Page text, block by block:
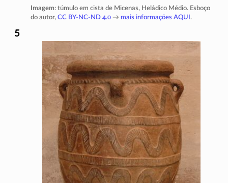
Imagem: túmulo em cista de Micenas, Heládico Médio. Esboço
do autor, CC BY-NC-ND 4.0→ mais informações AQUI.